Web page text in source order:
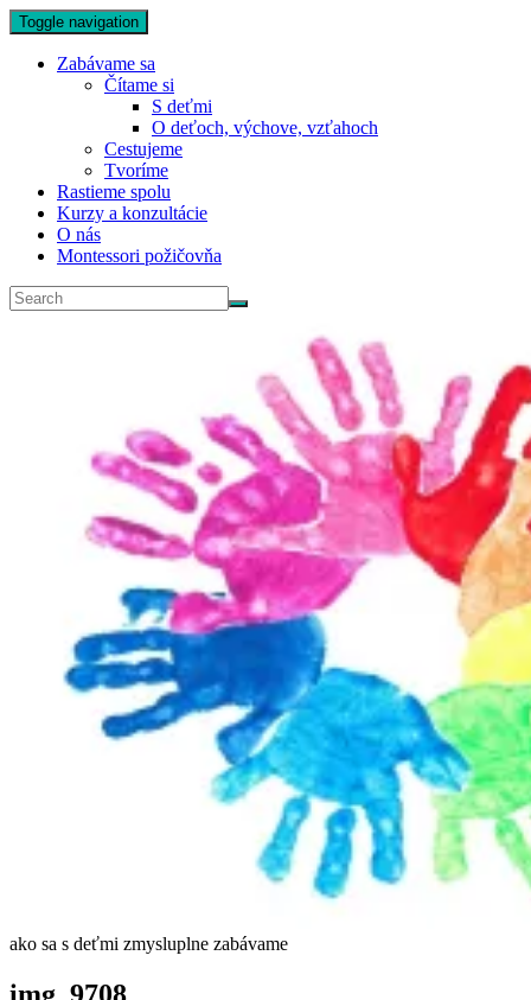
Toggle navigation
Zabávame sa
Čítame si
S deťmi
O deťoch, výchove, vzťahoch
Cestujeme
Tvoríme
Rastieme spolu
Kurzy a konzultácie
O nás
Montessori požičovňa
ako sa s deťmi zmysluplne zabávame